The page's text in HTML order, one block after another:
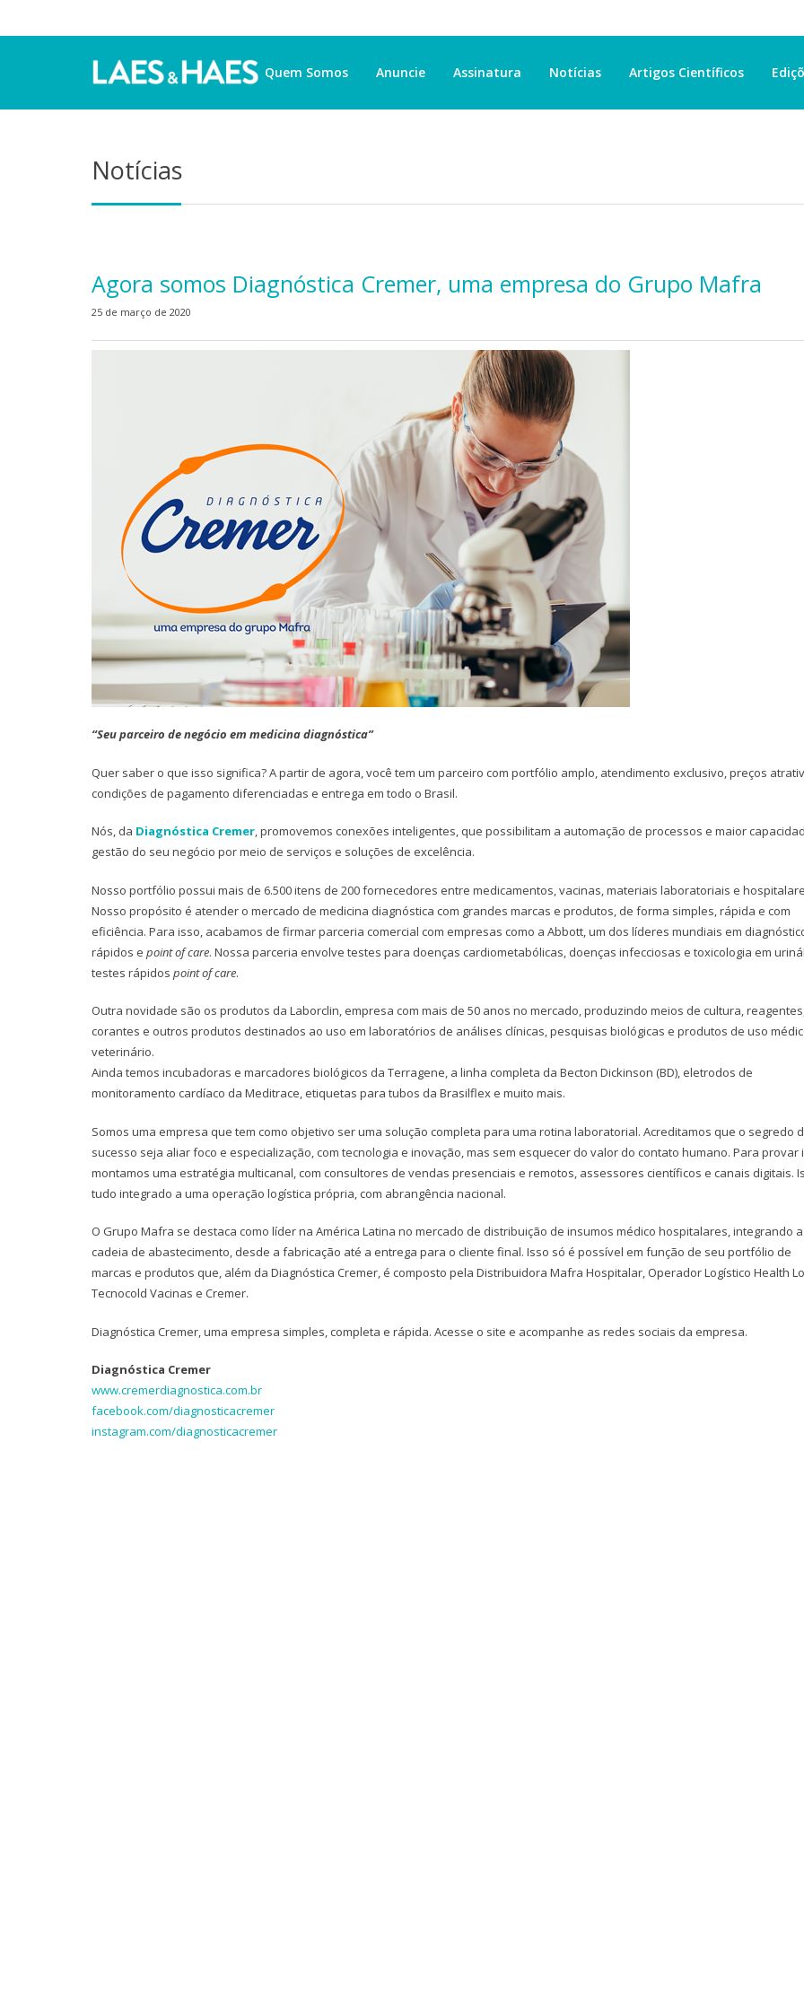
Quem Somos Anuncie Assinatura Notícias Artigos Científicos
Notícias
Agora somos Diagnóstica Cremer, uma empresa do Grupo Mafra
25 de março de 2020
“Seu parceiro de negócio em medicina diagnóstica”
Quer saber o que isso significa? A partir de agora, você tem um parceiro com portfólio amplo, atendimento exclusivo, preços
condições de pagamento diferenciadas e entrega em todo o Brasil.
Nós, da Diagnóstica Cremer, promovemos conexões inteligentes, que possibilitam a automação de processos e maior
gestão do seu negócio por meio de serviços e soluções de excelência.
Nosso portfólio possui mais de 6.500 itens de 200 fornecedores entre medicamentos, vacinas, materiais laboratoriais e
Nosso propósito é atender o mercado de medicina diagnóstica com grandes marcas e produtos, de forma simples, rápida e com
eficiência. Para isso, acabamos de firmar parceria comercial com empresas como a Abbott, um dos líderes mundiais em
rápidos e point of care. Nossa parceria envolve testes para doenças cardiometabólicas, doenças infecciosas e toxicologia em
testes rápidos point of care.
Outra novidade são os produtos da Laborclin, empresa com mais de 50 anos no mercado, produzindo meios de cultura,
corantes e outros produtos destinados ao uso em laboratórios de análises clínicas, pesquisas biológicas e produtos de uso
veterinário.
Ainda temos incubadoras e marcadores biológicos da Terragene, a linha completa da Becton Dickinson (BD), eletrodos de
monitoramento cardíaco da Meditrace, etiquetas para tubos da Brasilflex e muito mais.
Somos uma empresa que tem como objetivo ser uma solução completa para uma rotina laboratorial. Acreditamos que o segredo
sucesso seja aliar foco e especialização, com tecnologia e inovação, mas sem esquecer do valor do contato humano. Para provar
montamos uma estratégia multicanal, com consultores de vendas presenciais e remotos, assessores científicos e canais digitais.
tudo integrado a uma operação logística própria, com abrangência nacional.
O Grupo Mafra se destaca como líder na América Latina no mercado de distribuição de insumos médico hospitalares, integrando a
cadeia de abastecimento, desde a fabricação até a entrega para o cliente final. Isso só é possível em função de seu portfólio de
marcas e produtos que, além da Diagnóstica Cremer, é composto pela Distribuidora Mafra Hospitalar, Operador Logístico Health
Tecnocold Vacinas e Cremer.
Diagnóstica Cremer, uma empresa simples, completa e rápida. Acesse o site e acompanhe as redes sociais da empresa.
Diagnóstica Cremer
www.cremerdiagnostica.com.br
facebook.com/diagnosticacremer
instagram.com/diagnosticacremer